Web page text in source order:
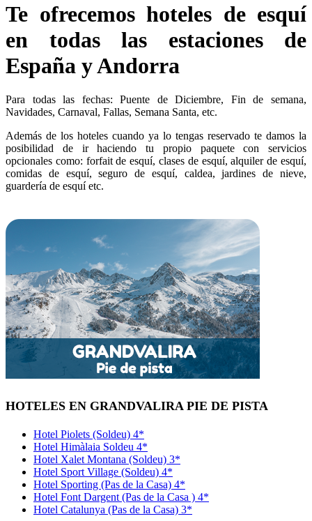
Te ofrecemos hoteles de esquí
en todas las estaciones de
España y Andorra
Para todas las fechas: Puente de Diciembre, Fin de semana,
Navidades, Carnaval, Fallas, Semana Santa, etc.
Además de los hoteles cuando ya lo tengas reservado te damos la
posibilidad de ir haciendo tu propio paquete con servicios
opcionales como: forfait de esquí, clases de esquí, alquiler de esquí,
comidas de esquí, seguro de esquí, caldea, jardines de nieve,
guardería de esquí etc.
HOTELES EN GRANDVALIRA PIE DE PISTA
Hotel Piolets (Soldeu) 4*
Hotel Himàlaia Soldeu 4*
Hotel Xalet Montana (Soldeu) 3*
Hotel Sport Village (Soldeu) 4*
Hotel Sporting (Pas de la Casa) 4*
Hotel Font Dargent (Pas de la Casa ) 4*
Hotel Catalunya (Pas de la Casa) 3*